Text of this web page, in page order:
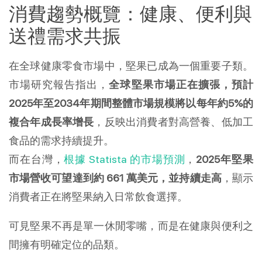
消費趨勢概覽：健康、便利與
送禮需求共振
在全球健康零食市場中，堅果已成為一個重要子類。
市場研究報告指出，全球堅果市場正在擴張，預計
2025年至2034年期間整體市場規模將以每年約5%的
複合年成長率增長 ，反映出消費者對高營養、低加工
食品的需求持續提升。
而在台灣，根據 Statista 的市場預測 ， 2025年堅果
市場營收可望達到約 661 萬美元，並持續走高，顯示
消費者正在將堅果納入日常飲食選擇。
可見堅果不再是單一休閒零嘴，而是在健康與便利之
間擁有明確定位的品類。